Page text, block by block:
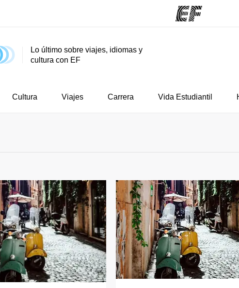
Programas
Lo último sobre viajes, idiomas y
cultura con EF
Cultura Viajes Carrera Vida Estudiantil